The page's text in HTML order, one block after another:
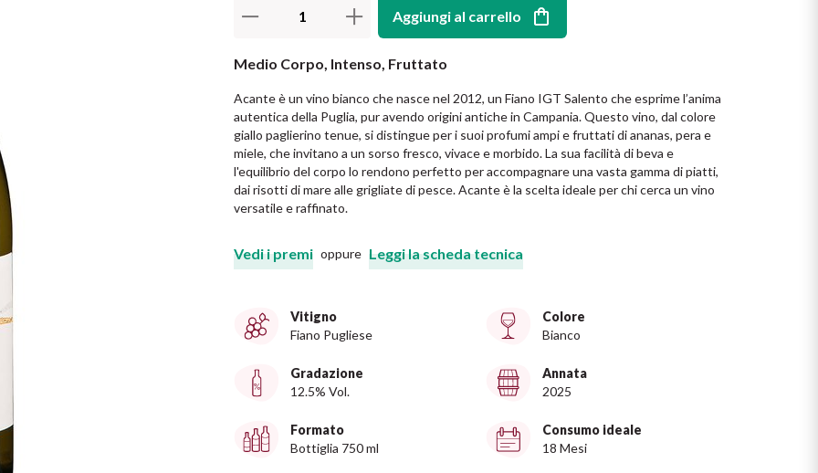
Aggiungi al carrello
Medio Corpo, Intenso, Fruttato
Acante è un vino bianco che nasce nel 2012, un Fiano IGT Salento che esprime l’anima
autentica della Puglia, pur avendo origini antiche in Campania. Questo vino, dal colore
giallo paglierino tenue, si distingue per i suoi profumi ampi e fruttati di ananas, pera e
miele, che invitano a un sorso fresco, vivace e morbido. La sua facilità di beva e
l'equilibrio del corpo lo rendono perfetto per accompagnare una vasta gamma di piatti,
dai risotti di mare alle grigliate di pesce. Acante è la scelta ideale per chi cerca un vino
versatile e raffinato.
Vedi i premi oppure Leggi la scheda tecnica
Vitigno
Fiano Pugliese
Colore
Bianco
Gradazione
12.5% Vol.
Annata
2025
Formato
Bottiglia 750 ml
Consumo ideale
18 Mesi